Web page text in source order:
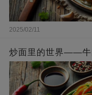
2025/02/11
炒面里的世界——牛